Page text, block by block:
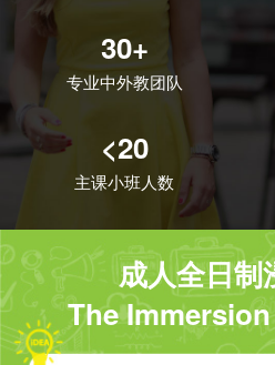
30+
专业中外教团队
<20
主课小班人数
成人全日制
The